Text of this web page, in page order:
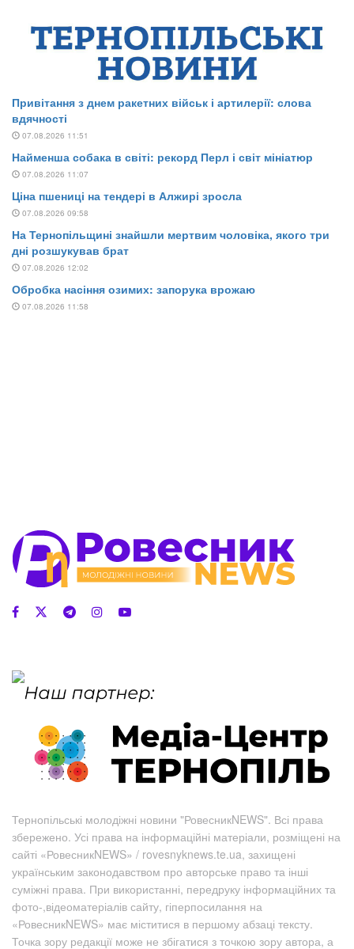
Тернопільські молодіжні новини "РовесникNEWS". Всі права
збережено. Усі права на інформаційні матеріали, розміщені на
сайті «РовесникNEWS» / rovesnyknews.te.ua, захищені
українським законодавством про авторське право та інші
суміжні права. При використанні, передруку інформаційних та
фото-,відеоматеріалів сайту, гіперпосилання на
«РовесникNEWS» має міститися в першому абзаці тексту.
Точка зору редакції може не збігатися з точкою зору автора, а